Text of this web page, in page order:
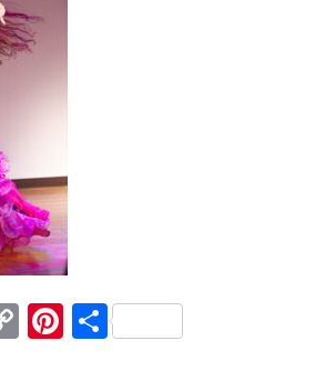
CopyPinterest
共